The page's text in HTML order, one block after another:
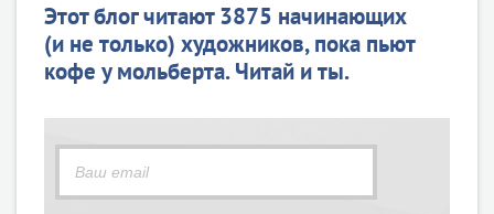
Этот блог читают 3875 начинающих
(и не только) художников, пока пьют
кофе у мольберта. Читай и ты.